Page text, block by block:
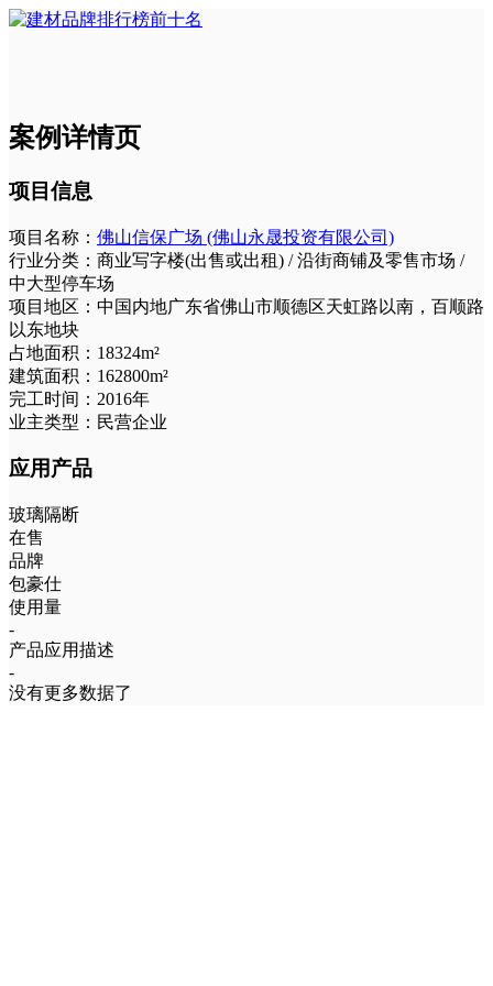
案例详情页
项目信息
项目名称： 佛山信保广场 (佛山永晟投资有限公司)
行业分类： 商业写字楼(出售或出租) / 沿街商铺及零售市场 /
中大型停车场
项目地区： 中国内地广东省佛山市顺德区天虹路以南，百顺路
以东地块
占地面积： 18324m²
建筑面积： 162800m²
完工时间： 2016年
业主类型： 民营企业
应用产品
玻璃隔断
在售
品牌
包豪仕
使用量
-
产品应用描述
-
没有更多数据了